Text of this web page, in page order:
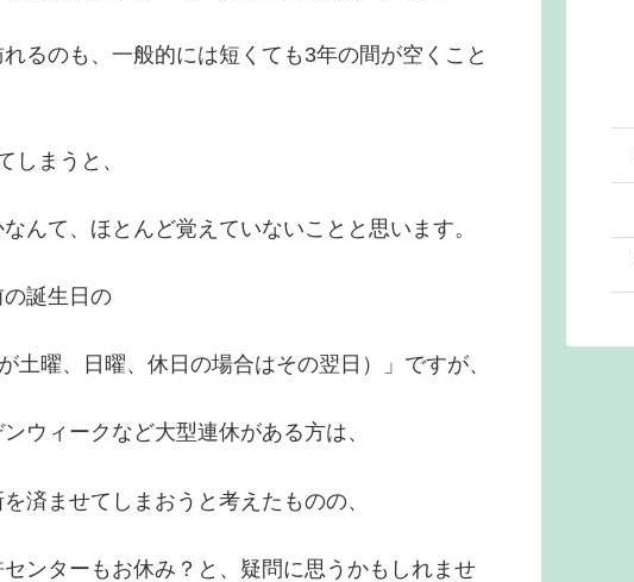
るのも、一般的には短くても3年の間が空くこと
しまうと、
んて、ほとんど覚えていないことと思います。
誕生日の
曜、日曜、休日の場合はその翌日）」ですが、
ウィークなど大型連休がある方は、
済ませてしまおうと考えたものの、
ンターもお休み？と、疑問に思うかもしれませ